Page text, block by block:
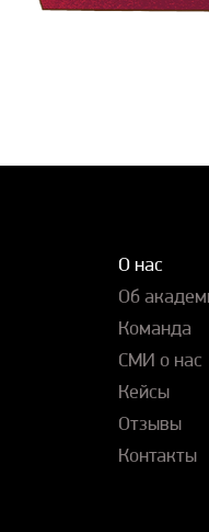
О нас
Об
Команда
СМИ о нас
Кейсы
Отзывы
Контакты